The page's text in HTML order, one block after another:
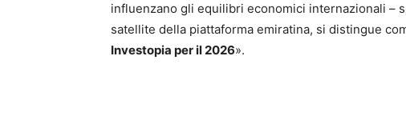
influenzano gli equilibri economici internazionali –
satellite della piattaforma emiratina, si distingue
Investopia per il 2026».